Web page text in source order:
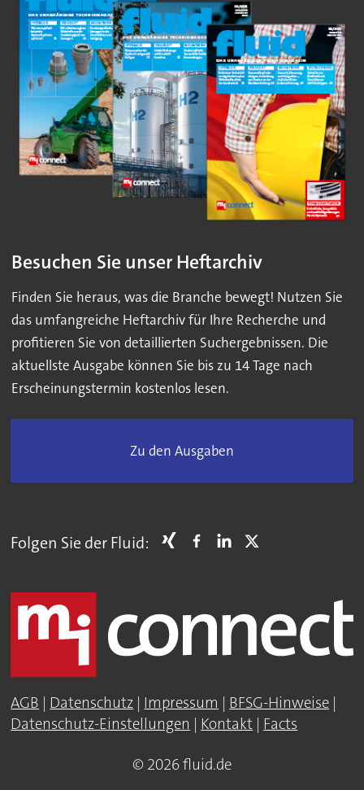
Besuchen Sie unser Heftarchiv
Finden Sie heraus, was die Branche bewegt! Nutzen Sie
das umfangreiche Heftarchiv für Ihre Recherche und
profitieren Sie von detaillierten Suchergebnissen. Die
aktuellste Ausgabe können Sie bis zu 14 Tage nach
Erscheinungstermin kostenlos lesen.
Zu den Ausgaben
Folgen Sie der Fluid:
AGB | Datenschutz | Impressum | BFSG-Hinweise |
Datenschutz-Einstellungen | Kontakt | Facts
© 2026 fluid.de